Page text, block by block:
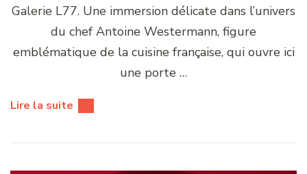
Galerie L77. Une immersion délicate dans l’univers
du chef Antoine Westermann, figure
emblématique de la cuisine française, qui ouvre ici
une porte …
Lire la suite